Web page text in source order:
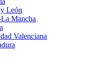
León
Mancha
Valenciana